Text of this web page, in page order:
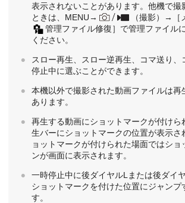
表示されないことがあります。他機で撮
ときは、 MENU→ （撮影）→
管理ファイル修復］ で管理ファイル
ください。
スロー再生、スロー逆再生、コマ送り、
停止中に選ぶことができます。
本機以外で撮影された動画ファイルは再
あります。
再生する動画にショットマークが付けら
生バーにショットマークの位置が表示さ
ョットマークが付けられた場面ではショ
ンが画面に表示されます。
一時停止中に後ダイヤルLまたは後ダイ
ショットマークを付けた位置にジャンプ
す。